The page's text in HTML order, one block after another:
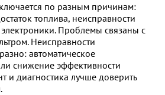
по разным причинам:
топлива, неисправности
Проблемы связаны с
Неисправности
автоматическое
снижение эффективности
и диагностика лучше доверить